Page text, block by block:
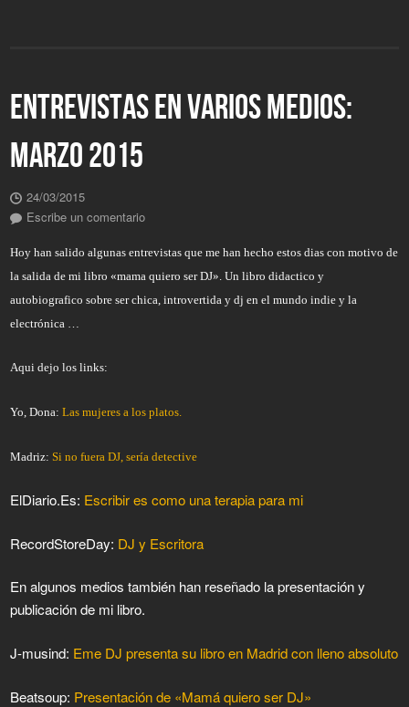
ENTREVISTAS EN VARIOS MEDIOS:
MARZO 2015
24/03/2015
Escribe un comentario
Hoy han salido algunas entrevistas que me han hecho estos dias con motivo de
la salida de mi libro «mama quiero ser DJ». Un libro didactico y
autobiografico sobre ser chica, introvertida y dj en el mundo indie y la
electrónica …
Aqui dejo los links:
Yo, Dona:Las mujeres a los platos.
Madriz:Si no fuera DJ, sería detective
ElDiario.Es: Escribir es como una terapia para mi
RecordStoreDay: DJ y Escritora
En algunos medios también han reseñado la presentación y
publicación de mi libro.
J-musind: Eme DJ presenta su libro en Madrid con lleno absoluto
Beatsoup: Presentación de «Mamá quiero ser DJ»